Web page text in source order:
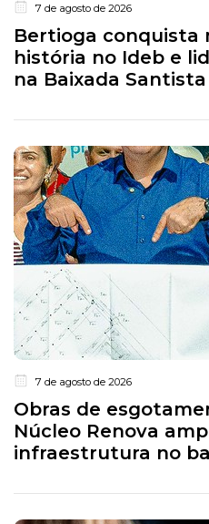
7 de agosto de 2026
Bertioga conquista
história no Ideb e
na Baixada Santista
7 de agosto de 2026
Obras de
Núcleo Renova
infraestrutura no